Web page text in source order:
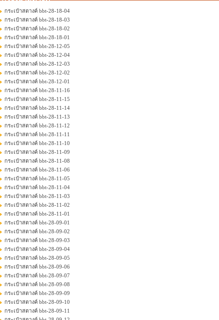
กระเป๋าสตางค์ bbt-28-18-04
กระเป๋าสตางค์ bbt-28-18-03
กระเป๋าสตางค์ bbt-28-18-02
กระเป๋าสตางค์ bbt-28-18-01
กระเป๋าสตางค์ bbt-28-12-05
กระเป๋าสตางค์ bbt-28-12-04
กระเป๋าสตางค์ bbt-28-12-03
กระเป๋าสตางค์ bbt-28-12-02
กระเป๋าสตางค์ bbt-28-12-01
กระเป๋าสตางค์ bbt-28-11-16
กระเป๋าสตางค์ bbt-28-11-15
กระเป๋าสตางค์ bbt-28-11-14
กระเป๋าสตางค์ bbt-28-11-13
กระเป๋าสตางค์ bbt-28-11-12
กระเป๋าสตางค์ bbt-28-11-11
กระเป๋าสตางค์ bbt-28-11-10
กระเป๋าสตางค์ bbt-28-11-09
กระเป๋าสตางค์ bbt-28-11-08
กระเป๋าสตางค์ bbt-28-11-06
กระเป๋าสตางค์ bbt-28-11-05
กระเป๋าสตางค์ bbt-28-11-04
กระเป๋าสตางค์ bbt-28-11-03
กระเป๋าสตางค์ bbt-28-11-02
กระเป๋าสตางค์ bbt-28-11-01
กระเป๋าสตางค์ bbt-28-09-01
กระเป๋าสตางค์ bbt-28-09-02
กระเป๋าสตางค์ bbt-28-09-03
กระเป๋าสตางค์ bbt-28-09-04
กระเป๋าสตางค์ bbt-28-09-05
กระเป๋าสตางค์ bbt-28-09-06
กระเป๋าสตางค์ bbt-28-09-07
กระเป๋าสตางค์ bbt-28-09-08
กระเป๋าสตางค์ bbt-28-09-09
กระเป๋าสตางค์ bbt-28-09-10
กระเป๋าสตางค์ bbt-28-09-11